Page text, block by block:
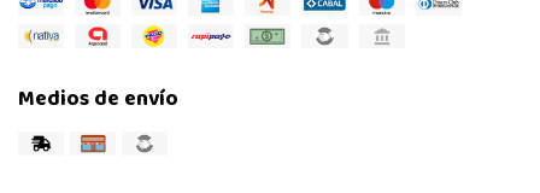
Medios de envío